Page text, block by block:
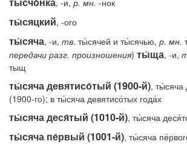
, -и, р. мн. -нок
ты́сяцкий, -ого
ты́сяча, -и, тв. ты́сячей и ты́сячью, р. мн.
передачи разг. произношения) ты́ща, -и,
тыщ
ты́сяча девятисо́тый (1900-й), ты́сяча
(1900-го); в ты́сяча девятисо́тых года́х
ты́сяча деся́тый (1010-й), ты́сяча
ты́сяча пе́рвый (1001-й), ты́сяча